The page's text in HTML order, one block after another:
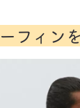
フィン